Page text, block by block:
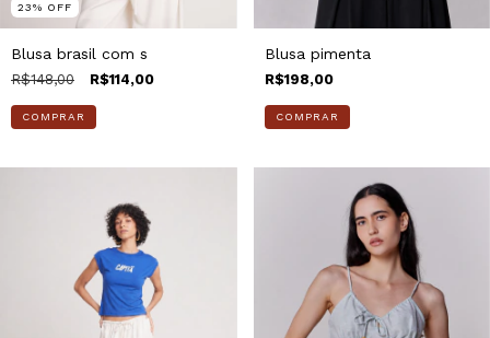
23% OFF
Blusa brasil com s
R$148,00 R$114,00
COMPRAR
Blusa pimenta
R$198,00
COMPRAR